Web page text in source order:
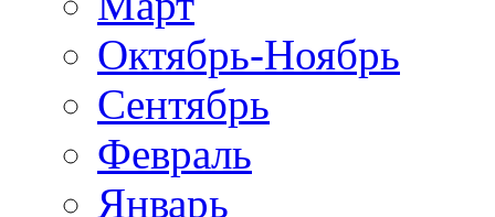
Октябрь-Ноябрь
Сентябрь
Февраль
Январь